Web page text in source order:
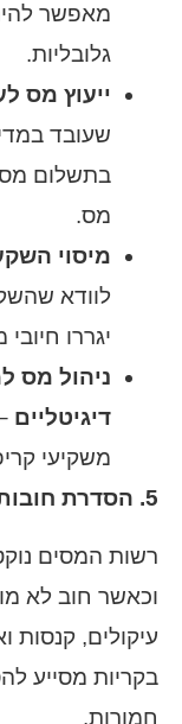
מאפשר
גלובליות.
ייעוץ מס
שעובד
בתשלום
מס.
מיסוי
לוודא
יגררו
ניהול מס
דיגיטליים
משקיעי
5. הסדרת חובות מס וטיפול בעבירות מס
רשות המסים
וכאשר חוב לא
עיקולים, קנסות
בקריות מסייע
חמורות.